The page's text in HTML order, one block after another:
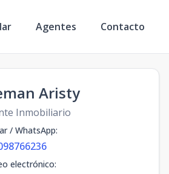
Agentes Contacto
Aristy
Inmobiliario
/ WhatsApp:
electrónico: